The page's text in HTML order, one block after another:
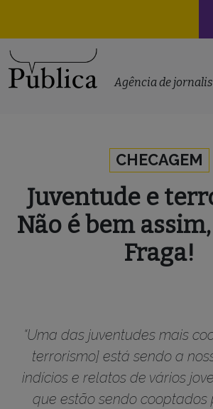
Agência de
CHECAGEM
Juventude e
Não é bem
Fraga!
“Uma das juventudes mais
terrorismo] está sendo a
indícios e relatos de vários
que estão sendo cooptados